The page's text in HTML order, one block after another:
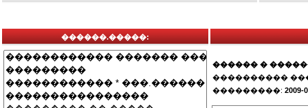
������.�����:
������ �
����������
���������: 2009-